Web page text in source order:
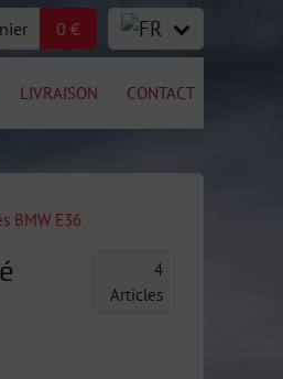
0 €
LIVRAISON CONTACT
BMW E36
4
Articles